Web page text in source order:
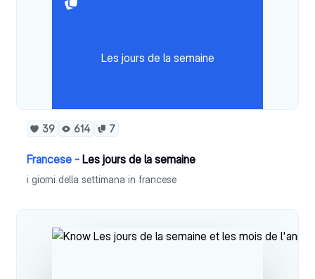
Les jours de la semaine
39 614 7
Francese - Les jours de la semaine
i giorni della settimana in francese